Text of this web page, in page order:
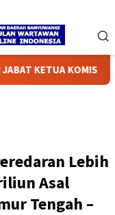
JATIM
Lebih
Asal
Tengah –